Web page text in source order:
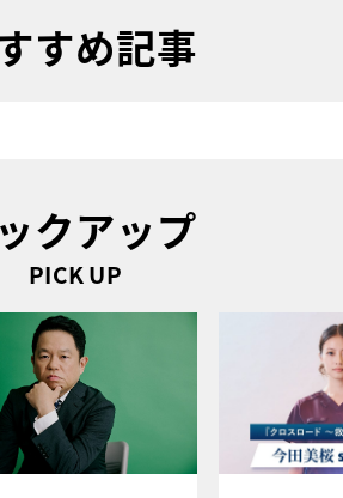
すめ記事
クアップ
PICK UP